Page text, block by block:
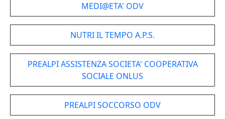
MEDI@ETA' ODV
NUTRI IL TEMPO A.P.S.
PREALPI ASSISTENZA SOCIETA' COOPERATIVA
SOCIALE ONLUS
PREALPI SOCCORSO ODV